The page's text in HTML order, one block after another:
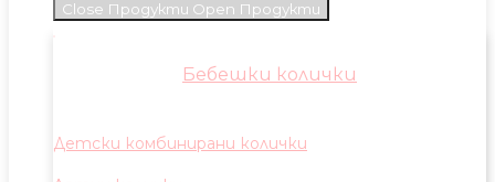
Close Продукти Open Продукти
Бебешки колички
Детски комбинирани колички